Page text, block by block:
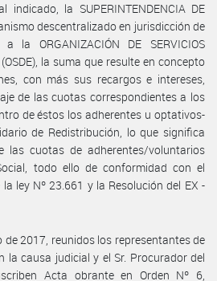
la SUPERINTENDENCIA DE
descentralizado en jurisdicción de
la ORGANIZACIÓN DE SERVICIOS
(OSDE), la suma que resulte en concepto
con más sus recargos e intereses,
de las cuotas correspondientes a los
de éstos los adherentes u optativos-
de Redistribución, lo que significa
las cuotas de adherentes/voluntarios
todo ello de conformidad con el
ley Nº 23.661 y la Resolución del EX -
de 2017, reunidos los representantes de
la causa judicial y el Sr. Procurador del
Acta obrante en Orden Nº 6,